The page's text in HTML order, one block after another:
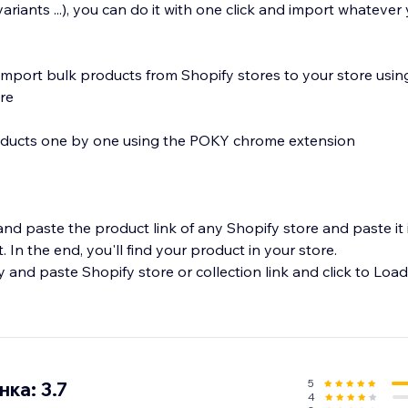
...), you can do it with one click and import whatever
bulk products from Shopify stores to your store
one by one using the POKY chrome extension
paste the product link of any Shopify store and paste
In the end, you'll find your product in your store.
and paste Shopify store or collection link and click to
3.7
5
4